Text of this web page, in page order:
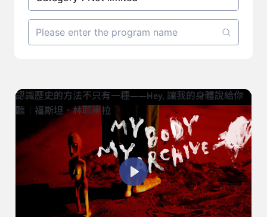
Play
認識歷史的方法不只有一種——Hey, 讓我的身體說給你
聽｜福斯坦．林耶庫拉